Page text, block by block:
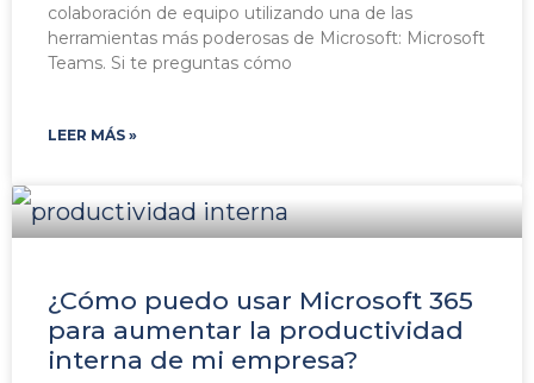
colaboración de equipo utilizando una de las
herramientas más poderosas de Microsoft: Microsoft
Teams. Si te preguntas cómo
LEER MÁS »
¿Cómo puedo usar Microsoft 365
para aumentar la productividad
interna de mi empresa?